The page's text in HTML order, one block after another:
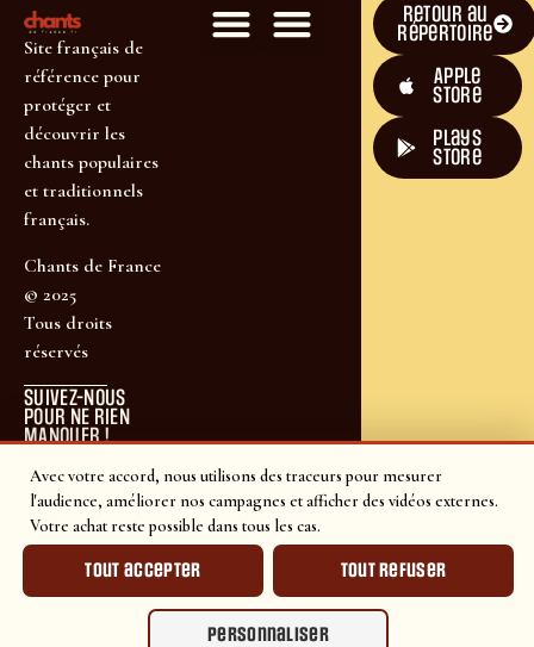
Avec votre accord, nous utilisons des traceurs pour mesurer
l'audience, améliorer nos campagnes et afficher des vidéos externes.
Votre achat reste possible dans tous les cas.
Tout accepter Tout refuser
Personnaliser
Site français de
référence pour
protéger et
découvrir les
chants populaires
et traditionnels
français.
Chants de France
© 2025
Tous droits
réservés
SUIVEZ-NOUS
POUR NE RIEN
MANQUER !
Retour au
répertoire
Apple
Store
plays
store